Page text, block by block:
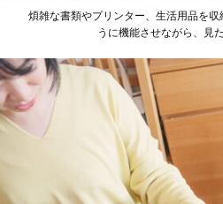
煩雑な書類やプリンター、生活用品を
うに機能させながら、見